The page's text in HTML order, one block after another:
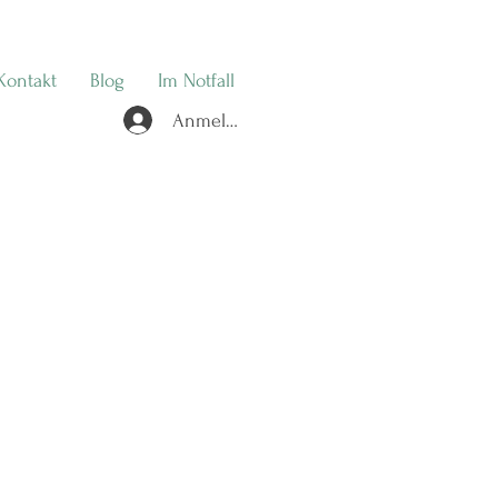
Anmelden
Blog Im Notfall